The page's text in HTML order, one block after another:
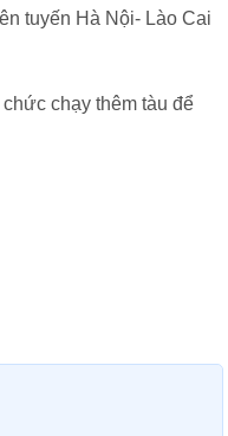
tuyến Hà Nội- Lào Cai
chạy thêm tàu để